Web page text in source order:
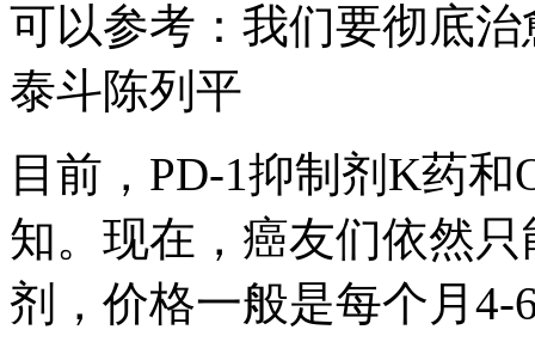
可以参考：我们要彻底
泰斗陈列平
目前，PD-1抑制剂K药
知。现在，癌友们依然
剂，价格一般是每个月4-